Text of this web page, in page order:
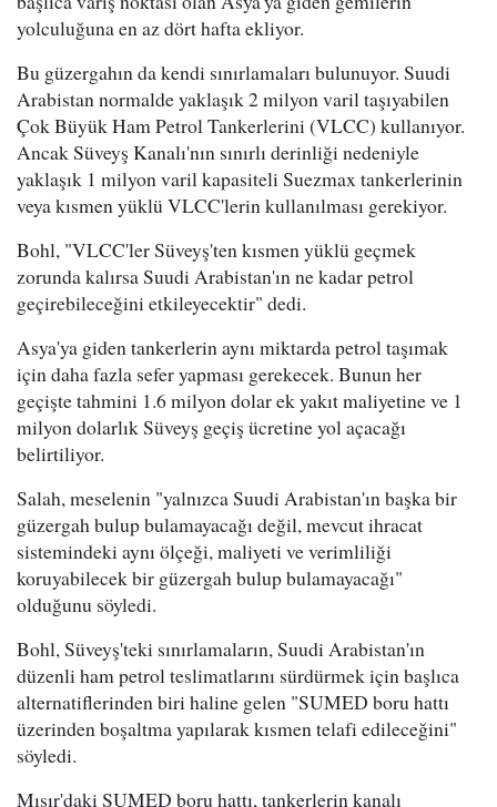
yolculuğuna en az dört hafta ekliyor.
Bu güzergahın da kendi sınırlamaları bulunuyor. Suudi
Arabistan normalde yaklaşık 2 milyon varil taşıyabilen
Çok Büyük Ham Petrol Tankerlerini (VLCC) kullanıyor.
Ancak Süveyş Kanalı'nın sınırlı derinliği nedeniyle
yaklaşık 1 milyon varil kapasiteli Suezmax tankerlerinin
veya kısmen yüklü VLCC'lerin kullanılması gerekiyor.
Bohl, "VLCC'ler Süveyş'ten kısmen yüklü geçmek
zorunda kalırsa Suudi Arabistan'ın ne kadar petrol
geçirebileceğini etkileyecektir" dedi.
Asya'ya giden tankerlerin aynı miktarda petrol taşımak
için daha fazla sefer yapması gerekecek. Bunun her
geçişte tahmini 1.6 milyon dolar ek yakıt maliyetine ve 1
milyon dolarlık Süveyş geçiş ücretine yol açacağı
belirtiliyor.
Salah, meselenin "yalnızca Suudi Arabistan'ın başka bir
güzergah bulup bulamayacağı değil, mevcut ihracat
sistemindeki aynı ölçeği, maliyeti ve verimliliği
koruyabilecek bir güzergah bulup bulamayacağı"
olduğunu söyledi.
Bohl, Süveyş'teki sınırlamaların, Suudi Arabistan'ın
düzenli ham petrol teslimatlarını sürdürmek için başlıca
alternatiflerinden biri haline gelen "SUMED boru hattı
üzerinden boşaltma yapılarak kısmen telafi edileceğini"
söyledi.
Mısır'daki SUMED boru hattı, tankerlerin kanalı